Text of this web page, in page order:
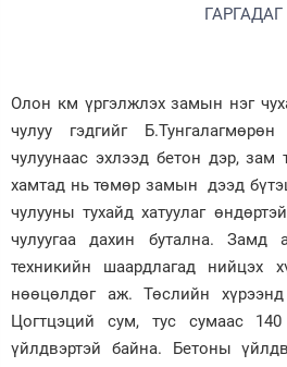
ГАРГАДАГ
Олон км үргэлжлэх замын нэг
чулуу гэдгийг
чулуунаас эхлээд бетон дэр, зам
хамтад нь төмөр замын дээд
чулууны тухайд хатуулаг
чулуугаа дахин бутална. Замд
техникийн шаардлагад нийцэх
нөөцөлдөг аж. Төслийн
Цогтцэций сум, тус сумаас
үйлдвэртэй байна. Бетоны